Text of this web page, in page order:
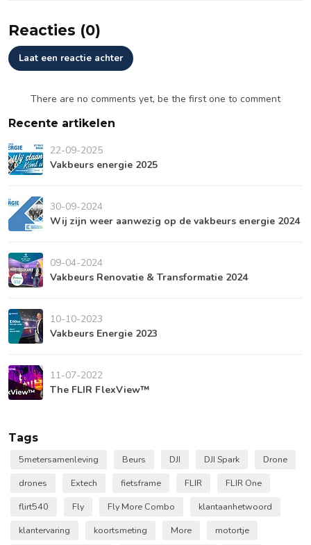
Reacties (0)
Laat een reactie achter
There are no comments yet, be the first one to comment
Recente artikelen
22-09-2025
Vakbeurs energie 2025
30-09-2024
Wij zijn weer aanwezig op de vakbeurs energie 2024
09-04-2024
Vakbeurs Renovatie & Transformatie 2024
10-10-2023
Vakbeurs Energie 2023
11-07-2022
The FLIR FlexView™
Tags
5metersamenleving Beurs DJI DJI Spark
Drone
drones
Extech fietsframe FLIR
FLIR One
flirt540
Fly Fly More Combo
klantaanhetwoord
klantervaring
koortsmeting More motortje